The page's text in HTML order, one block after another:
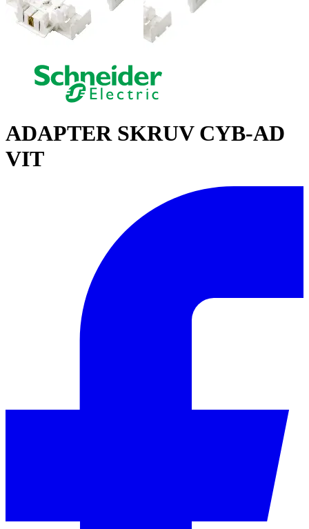
ADAPTER SKRUV CYB-AD
VIT